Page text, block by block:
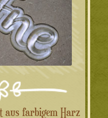
aus farbigem Harz